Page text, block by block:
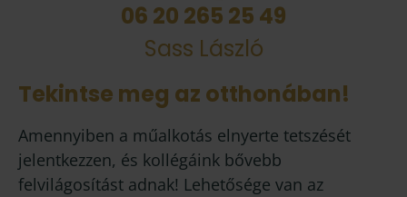
06 20 265 25 49
Sass László
Tekintse meg az otthonában!
Amennyiben a műalkotás elnyerte tetszését
jelentkezzen, és kollégáink bővebb
felvilágosítást adnak! Lehetősége van az